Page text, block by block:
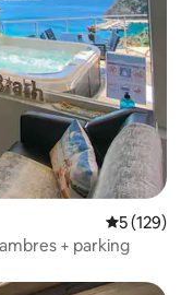
Évaluation
5 (129)
+ parking